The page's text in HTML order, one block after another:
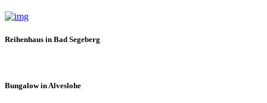
Reihenhaus in Bad Segeberg
Bungalow in Alveslohe